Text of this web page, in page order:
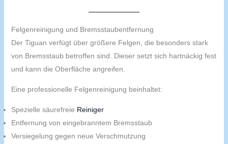
Felgenreinigung und Bremsstaubentfernung
Der Tiguan verfügt über größere Felgen, die besonders stark
von Bremsstaub betroffen sind. Dieser setzt sich hartnäckig fest
und kann die Oberfläche angreifen.
Eine professionelle Felgenreinigung beinhaltet:
Spezielle säurefreie Reiniger
Entfernung von eingebranntem Bremsstaub
Versiegelung gegen neue Verschmutzung